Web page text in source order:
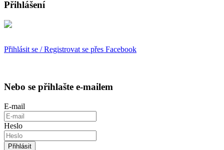
Přihlášení
Přihlásit se / Registrovat se přes Facebook
Nebo se přihlašte e-mailem
E-mail
Heslo
Přihlásit